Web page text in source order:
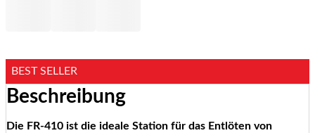
BEST SELLER
Beschreibung
Die FR-410 ist die ideale Station für das Entlöten von